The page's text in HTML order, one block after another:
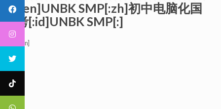
[:en]UNBK SMP[:zh]初中电脑化国
考[:id]UNBK SMP[:]
[:en]